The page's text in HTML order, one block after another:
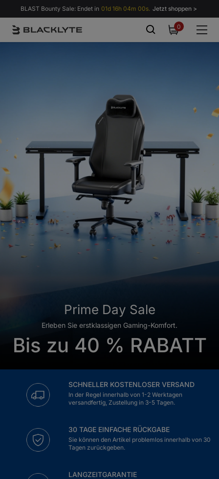
Zum Inhalt springen
BLAST Bounty Sale: Endet in 01d 16h 03m 58s. Jetzt shoppen >
00
items
Prime Day Sale
Erleben Sie erstklassigen Gaming-Komfort.
Bis zu 40 % RABATT
SCHNELLER KOSTENLOSER VERSAND
In der Regel innerhalb von 1-2 Werktagen
versandfertig, Zustellung in 3-5 Tagen.
30 TAGE EINFACHE RÜCKGABE
Sie können den Artikel problemlos innerhalb von 30
Tagen zurückgeben.
LANGZEITGARANTIE